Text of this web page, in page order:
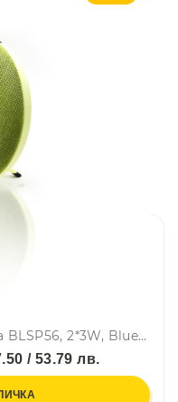
Преносима блутут колонка BLSP56, 2*3W, Bluetooth, Handsfree, AUX, TF card, FM радио, Зелен
/ 53.79 лв.